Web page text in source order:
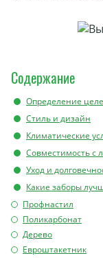
Содержание
Определение
Стиль и дизайн
Климатические
Совместимость с
Уход и
Какие заборы
Профнастил
Поликарбонат
Дерево
Евроштакетник